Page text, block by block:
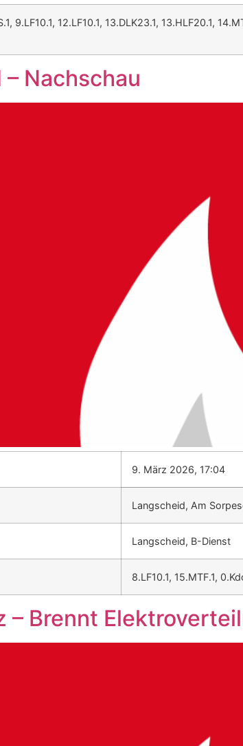
9.LF10.1, 12.LF10.1, 13.DLK23.1, 13.HLF20.1,
Nachschau
9. März 2026, 17:04
Langscheid, Am
Langscheid, B-Dienst
8.LF10.1, 15.MTF.1,
– Brennt